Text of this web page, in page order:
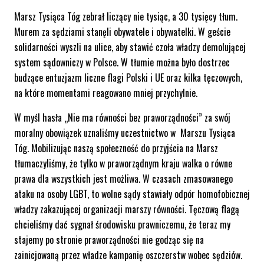
Marsz Tysiąca Tóg zebrał liczący nie tysiąc, a 30 tysięcy tłum.
Murem za sędziami stanęli obywatele i obywatelki. W geście
solidarności wyszli na ulice, aby stawić czoła władzy demolującej
system sądowniczy w Polsce. W tłumie można było dostrzec
budzące entuzjazm liczne flagi Polski i UE oraz kilka tęczowych,
na które momentami reagowano mniej przychylnie.
W myśl hasła „Nie ma równości bez praworządności” za swój
moralny obowiązek uznaliśmy uczestnictwo w Marszu Tysiąca
Tóg. Mobilizując naszą społeczność do przyjścia na Marsz
tłumaczyliśmy, że tylko w praworządnym kraju walka o równe
prawa dla wszystkich jest możliwa. W czasach zmasowanego
ataku na osoby LGBT, to wolne sądy stawiały odpór homofobicznej
władzy zakazującej organizacji marszy równości. Tęczową flagą
chcieliśmy dać sygnał środowisku prawniczemu, że teraz my
stajemy po stronie praworządności nie godząc się na
zainicjowaną przez władze kampanię oszczerstw wobec sędziów.